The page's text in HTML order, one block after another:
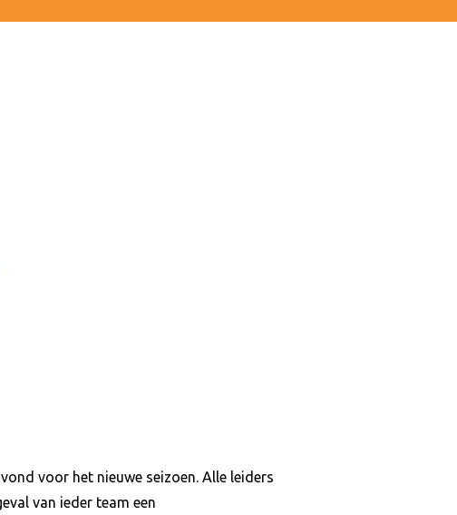
voor het nieuwe seizoen. Alle leiders
van ieder team een